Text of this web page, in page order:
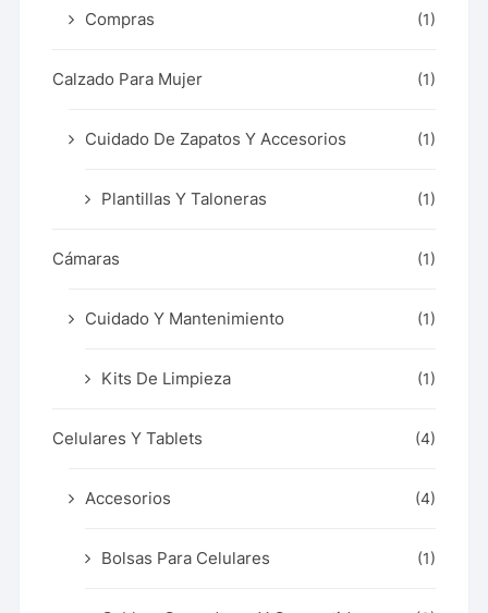
Compras (1)
Calzado Para Mujer (1)
Cuidado De Zapatos Y Accesorios (1)
Plantillas Y Taloneras (1)
Cámaras (1)
Cuidado Y Mantenimiento (1)
Kits De Limpieza (1)
Celulares Y Tablets (4)
Accesorios (4)
Bolsas Para Celulares (1)